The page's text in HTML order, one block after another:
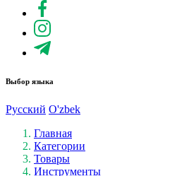
Выбор языка
Русский O'zbek
Главная
Категории
Товары
Инструменты